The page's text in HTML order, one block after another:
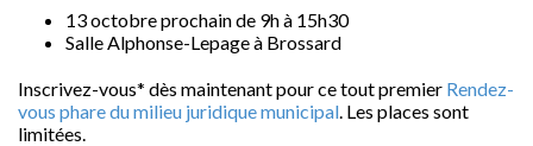
13 octobre prochain de 9h à 15h30
Salle Alphonse-Lepage à Brossard
Inscrivez-vous* dès maintenant pour ce tout premier Rendez-
vous phare du milieu juridique municipal. Les places sont
limitées.